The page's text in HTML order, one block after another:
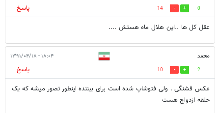
0
14
پاسخ
عقل كل ها ..اين هلال ماه هستش ....
محمد ۱۸:۰۴ - ۱۳۹۱/۰۴/۱۸
2
10
پاسخ
عکس قشنگی . ولی فتوشاپ شده است برای بیننده اینطور تصور میشه که یک
حلقه ازدواج هست